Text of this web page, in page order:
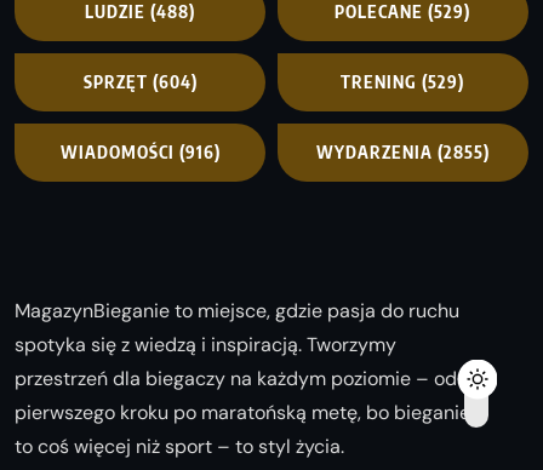
LUDZIE (488) POLECANE (529)
SPRZĘT (604) TRENING (529)
WIADOMOŚCI (916) WYDARZENIA (2855)
MagazynBieganie to miejsce, gdzie pasja do ruchu
spotyka się z wiedzą i inspiracją. Tworzymy
przestrzeń dla biegaczy na każdym poziomie – od
pierwszego kroku po maratońską metę, bo bieganie
to coś więcej niż sport – to styl życia.